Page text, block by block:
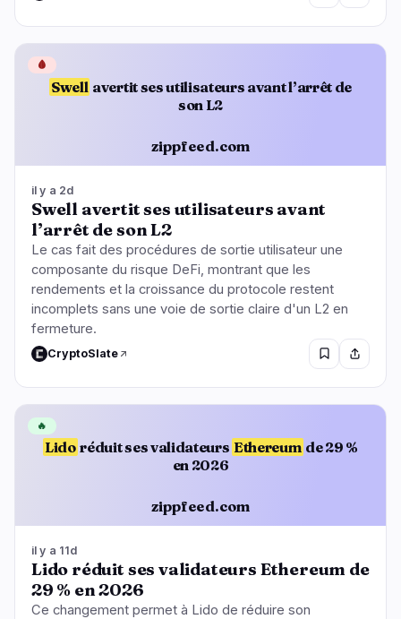
Swell avertit ses utilisateurs avant l’arrêt de
son L2
zippfeed.com
🩸
il y a 2d
Swell avertit ses utilisateurs avant
l’arrêt de son L2
Le cas fait des procédures de sortie utilisateur une
composante du risque DeFi, montrant que les
rendements et la croissance du protocole restent
incomplets sans une voie de sortie claire d'un L2 en
fermeture.
CryptoSlate
Lido réduit ses validateurs Ethereum de 29 %
en 2026
zippfeed.com
🔥
il y a 11d
Lido réduit ses validateurs Ethereum de
29 % en 2026
Ce changement permet à Lido de réduire son